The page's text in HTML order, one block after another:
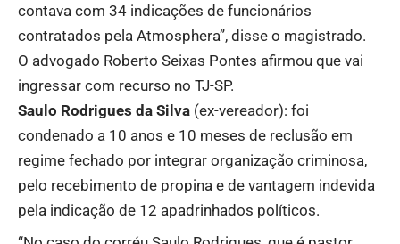
contava com 34 indicações de funcionários
contratados pela Atmosphera”, disse o magistrado.
O advogado Roberto Seixas Pontes afirmou que vai
ingressar com recurso no TJ-SP.
Saulo Rodrigues da Silva (ex-vereador): foi
condenado a 10 anos e 10 meses de reclusão em
regime fechado por integrar organização criminosa,
pelo recebimento de propina e de vantagem indevida
pela indicação de 12 apadrinhados políticos.